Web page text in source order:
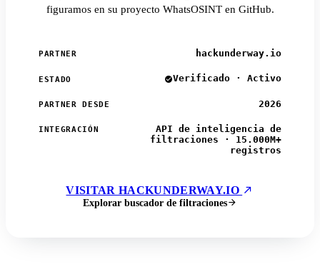
figuramos en su proyecto WhatsOSINT en GitHub.
PARTNER hackunderway.io
ESTADO Verificado · Activo
PARTNER DESDE 2026
INTEGRACIÓN
API de inteligencia de
filtraciones · 15.000M+
registros
VISITAR HACKUNDERWAY.IO
Explorar buscador de filtraciones